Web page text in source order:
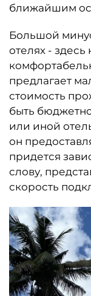
ближайшим
Большой
отелях - здесь
предлагает
стоимость
быть
или иной
он
придется
слову,
скорость